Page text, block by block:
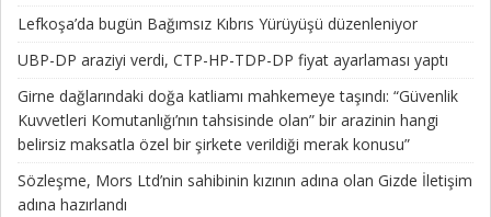
Lefkoşa’da bugün Bağımsız Kıbrıs Yürüyüşü düzenleniyor
UBP-DP araziyi verdi, CTP-HP-TDP-DP fiyat ayarlaması yaptı
Girne dağlarındaki doğa katliamı mahkemeye taşındı: “Güvenlik
Kuvvetleri Komutanlığı’nın tahsisinde olan” bir arazinin hangi
belirsiz maksatla özel bir şirkete verildiği merak konusu”
Sözleşme, Mors Ltd’nin sahibinin kızının adına olan Gizde İletişim
adına hazırlandı